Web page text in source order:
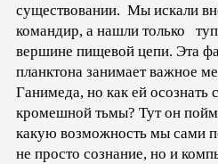
существовании. Мы искали
командир, а нашли только
вершине пищевой цепи. Эта
планктона занимает важное
Ганимеда, но как ей осознать
кромешной тьмы? Тут он
какую возможность мы сами
не просто сознание, но и